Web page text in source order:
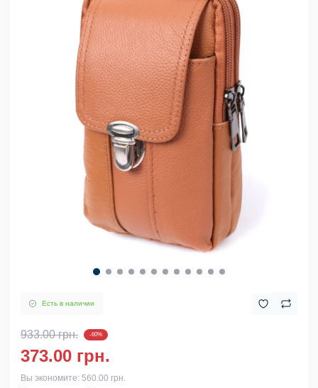
Есть в наличии
933.00 грн. -60%
373.00 грн.
Вы экономите: 560.00 грн.